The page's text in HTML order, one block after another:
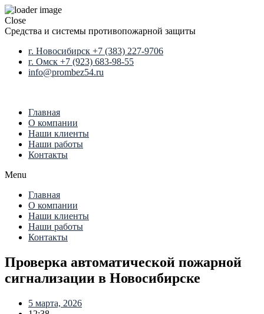
Close
Средства и системы противопожарной защиты
г. Новосибирск +7 (383) 227-9706
г. Омск +7 (923) 683-98-55
info@prombez54.ru
Главная
О компании
Наши клиенты
Наши работы
Контакты
Menu
Главная
О компании
Наши клиенты
Наши работы
Контакты
Проверка автоматической пожарной
сигнализации в Новосибирске
5 марта, 2026